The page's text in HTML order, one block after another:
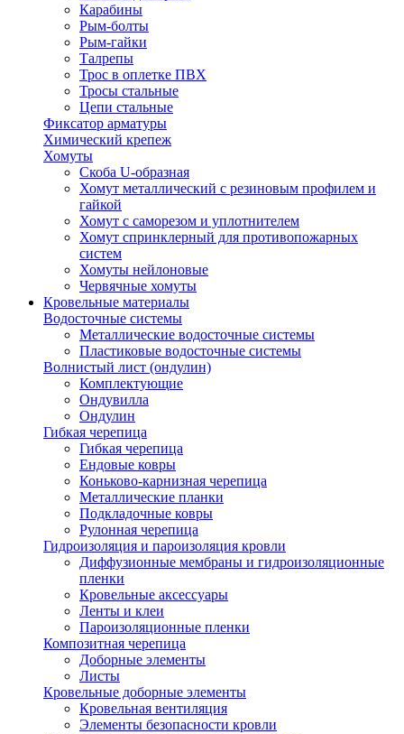
Карабины
Рым-болты
Рым-гайки
Талрепы
Трос в оплетке ПВХ
Тросы стальные
Цепи стальные
Фиксатор арматуры
Химический крепеж
Хомуты
Скоба U-образная
Хомут металлический с резиновым профилем и
гайкой
Хомут с саморезом и уплотнителем
Хомут спринклерный для противопожарных
систем
Хомуты нейлоновые
Червячные хомуты
Кровельные материалы
Водосточные системы
Металлические водосточные системы
Пластиковые водосточные системы
Волнистый лист (ондулин)
Комплектующие
Ондувилла
Ондулин
Гибкая черепица
Гибкая черепица
Ендовые ковры
Коньково-карнизная черепица
Металлические планки
Подкладочные ковры
Рулонная черепица
Гидроизоляция и пароизоляция кровли
Диффузионные мембраны и гидроизоляционные
пленки
Кровельные аксессуары
Ленты и клеи
Пароизоляционные пленки
Композитная черепица
Доборные элементы
Листы
Кровельные доборные элементы
Кровельная вентиляция
Элементы безопасности кровли